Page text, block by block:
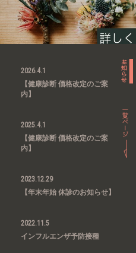
2026.4.1
【健康診断 価格改定のご案
内】
2025.4.1
【健康診断 価格改定のご案
内】
2023.12.29
【年末年始 休診のお知らせ】
2022.11.5
インフルエンザ予防接種